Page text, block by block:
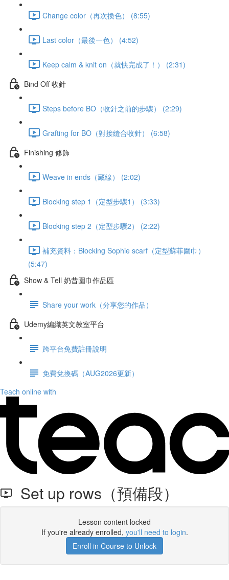
Change color（再次換色） (8:55)
Last color（最後一色） (4:52)
Keep calm & knit on（就快完成了！） (2:31)
Bind Off 收針
Steps before BO（收針之前的步驟） (2:29)
Grafting for BO（對接縫合收針） (6:58)
Finishing 修飾
Weave in ends（藏線） (2:02)
Blocking step 1（定型步驟1） (3:33)
Blocking step 2（定型步驟2） (2:22)
補充資料：Blocking Sophie scarf（定型蘇菲圍巾）
(5:47)
Show & Tell 奶昔圍巾作品區
Share your work（分享您的作品）
Udemy編織英文教室平台
跨平台免費註冊說明
免費兌換碼（AUG2026更新）
Teach online with
Set up rows（預備段）
Lesson content locked
If you're already enrolled, you'll need to login.
Enroll in Course to Unlock